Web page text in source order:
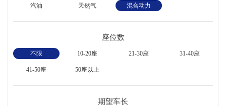
汽油 天然气 混合动力
座位数
不限 10-20座 21-30座 31-40座
41-50座 50座以上
期望车长